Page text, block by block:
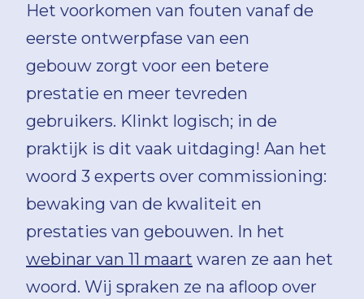
Het voorkomen van fouten vanaf de
eerste ontwerpfase van een
gebouw zorgt voor een betere
prestatie en meer tevreden
gebruikers. Klinkt logisch; in de
praktijk is dit vaak uitdaging! Aan het
woord 3 experts over commissioning:
bewaking van de kwaliteit en
prestaties van gebouwen. In het
webinar van 11 maart waren ze aan het
woord. Wij spraken ze na afloop over